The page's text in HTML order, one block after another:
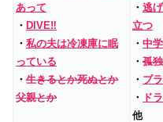
あって
・ DIVE‼
・ 私の夫は冷凍庫に眠
っている
・ 生きるとか死ぬとか
父親とか
・ 逃
立つ
・ 中
・ 孤
・ ブ
・ ド
他